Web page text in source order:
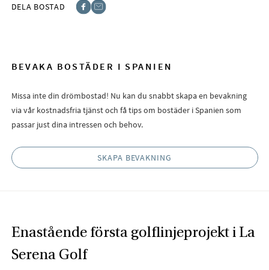
DELA BOSTAD
BEVAKA BOSTÄDER I SPANIEN
Missa inte din drömbostad! Nu kan du snabbt skapa en bevakning
via vår kostnadsfria tjänst och få tips om bostäder i Spanien som
passar just dina intressen och behov.
SKAPA BEVAKNING
Enastående första golflinjeprojekt i La
Serena Golf